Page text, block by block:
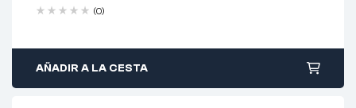
(0)
AÑADIR A LA CESTA